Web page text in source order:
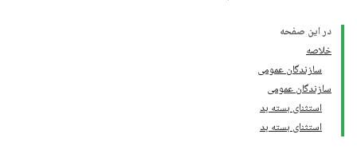
در این صفحه
خلاصه
سازندگان عمومی
سازندگان عمومی
استثنای بسته بد
استثنای بسته بد